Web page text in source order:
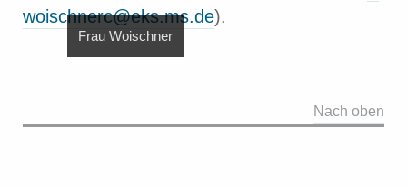
woischnerc@eks.ms.de).
Frau Woischner
Nach oben